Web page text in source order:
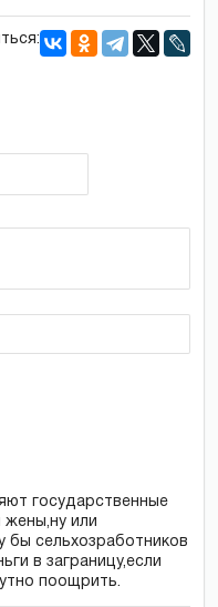
государственные
жены,ну или
бы сельхозработников
в заграницу,если
поощрить.